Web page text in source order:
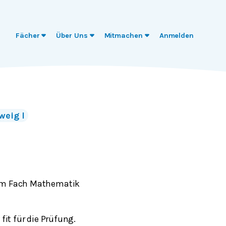
Fächer Über Uns Mitmachen Anmelden
I
Fach Mathematik
für die Prüfung.